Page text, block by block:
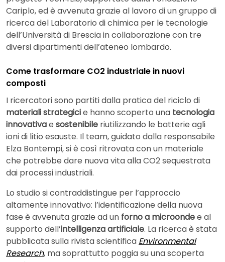
Cariplo, ed è avvenuta grazie al lavoro di un gruppo di
ricerca del Laboratorio di chimica per le tecnologie
dell’Università di Brescia in collaborazione con tre
diversi dipartimenti dell’ateneo lombardo.
Come trasformare CO2 industriale in nuovi
composti
I ricercatori sono partiti dalla pratica del riciclo di
materiali strategicie hanno scoperto una tecnologia
innovativae sostenibile riutilizzando le batterie agli
ioni di litio esauste. Il team, guidato dalla responsabile
Elza Bontempi, si è così ritrovata con un materiale
che potrebbe dare nuova vita alla CO2 sequestrata
dai processi industriali.
Lo studio si contraddistingue per l’approccio
altamente innovativo: l’identificazione della nuova
fase è avvenuta grazie ad un forno a microondee al
supporto dell’intelligenza artificiale. La ricerca è stata
pubblicata sulla rivista scientifica Environmental
Research, ma soprattutto poggia su una scoperta